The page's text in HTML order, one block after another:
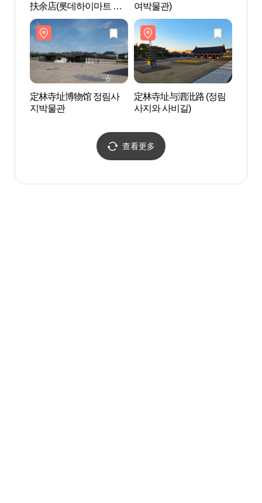
扶余店(롯데하이마트 부
여점)
여박물관)
定林寺址博物馆 정림사
지박물관
定林寺址与泗沘路 (정림
사지와 사비길)
查看更多